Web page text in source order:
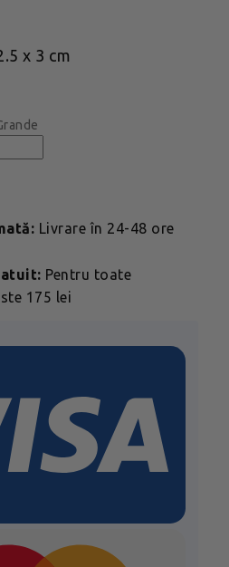
x 3 cm
Livrare în 24-48 ore
Pentru toate
175 lei